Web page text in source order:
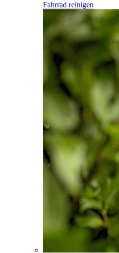
Fahrrad reinigen